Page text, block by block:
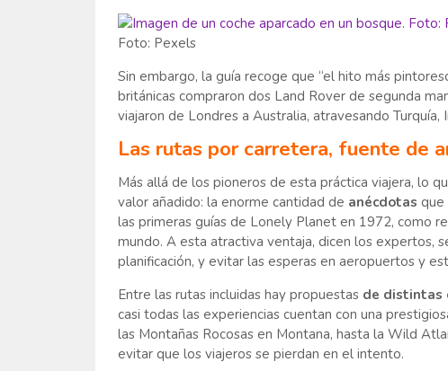
Foto: Pexels
Sin embargo, la guía recoge que “el hito más
británicas compraron dos Land Rover de segunda
viajaron de Londres a Australia, atravesando Turquía,
Las rutas por carretera, fuente de
Más allá de los pioneros de esta práctica viajera, lo
valor añadido: la enorme cantidad de anécdotas que
las primeras guías de Lonely Planet en 1972, como
mundo. A esta atractiva ventaja, dicen los expertos,
planificación, y evitar las esperas en aeropuertos y
Entre las rutas incluidas hay propuestasde distintas
casi todas las experiencias cuentan con una
las Montañas Rocosas en Montana, hasta la Wild
evitar que los viajeros se pierdan en el intento.